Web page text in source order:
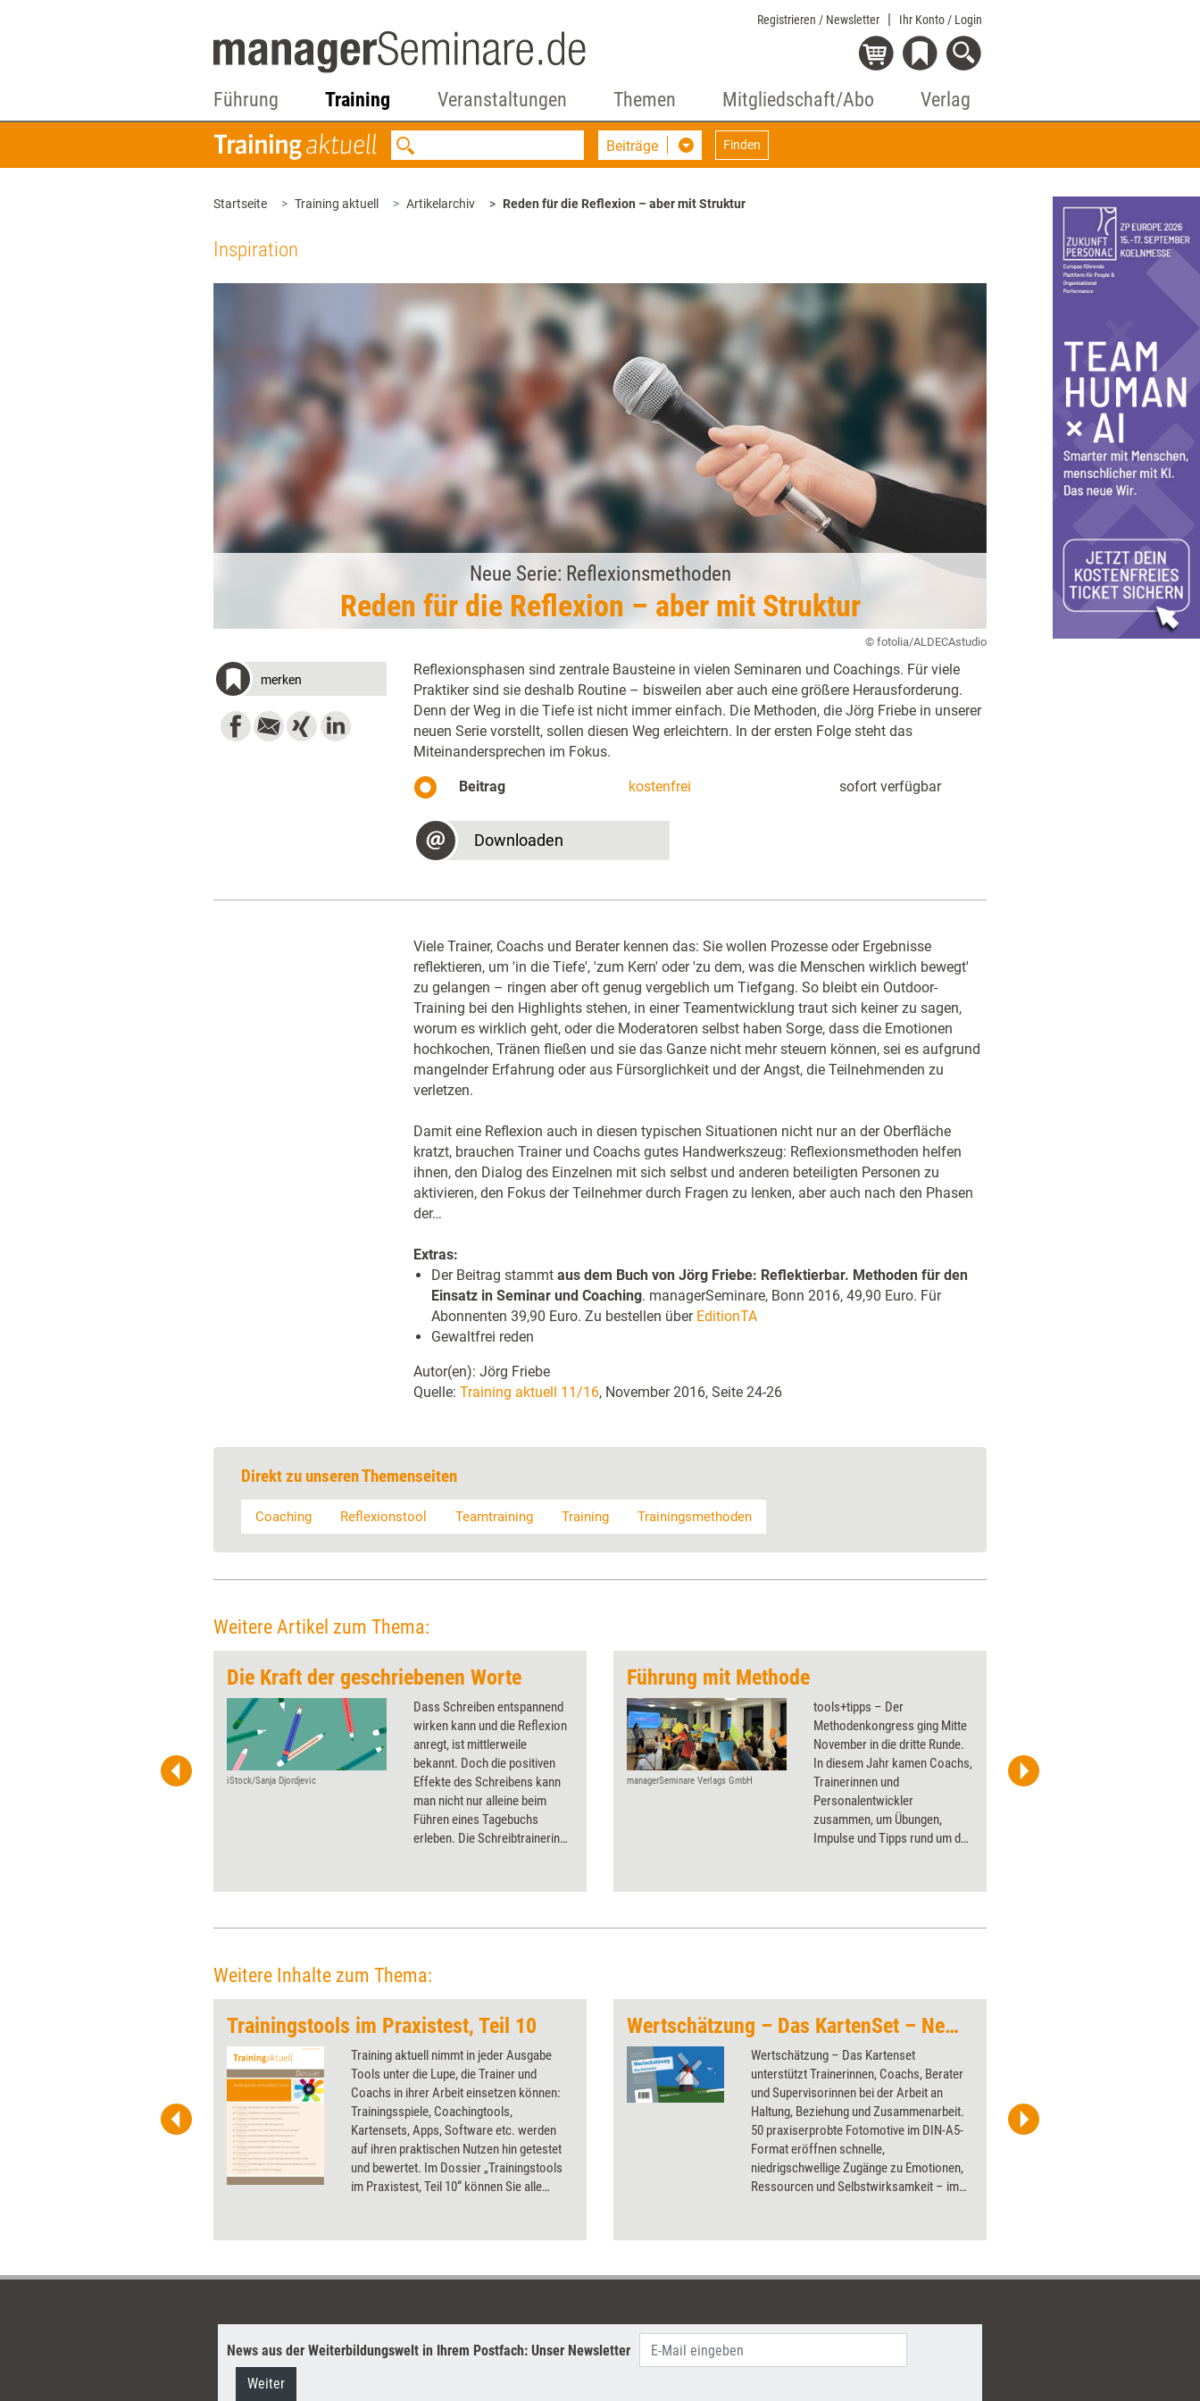
Registrieren / Newsletter Ihr Konto / Login
Führung Training Veranstaltungen Themen Mitgliedschaft/Abo Verlag
Beiträge Finden
Startseite Training aktuell Artikelarchiv Reden für die Reflexion – aber mit Struktur
Inspiration
Neue Serie: Reflexionsmethoden
Reden für die Reflexion – aber mit Struktur
© fotolia/ALDECAstudio
merken
Reflexionsphasen sind zentrale Bausteine in vielen Seminaren und Coachings. Für viele
Praktiker sind sie deshalb Routine – bisweilen aber auch eine größere Herausforderung.
Denn der Weg in die Tiefe ist nicht immer einfach. Die Methoden, die Jörg Friebe in unserer
neuen Serie vorstellt, sollen diesen Weg erleichtern. In der ersten Folge steht das
Miteinandersprechen im Fokus.
Beitrag kostenfrei sofort verfügbar
Downloaden
Viele Trainer, Coachs und Berater kennen das: Sie wollen Prozesse oder Ergebnisse
reflektieren, um 'in die Tiefe', 'zum Kern' oder 'zu dem, was die Menschen wirklich bewegt'
zu gelangen – ringen aber oft genug vergeblich um Tiefgang. So bleibt ein Outdoor-
Training bei den Highlights stehen, in einer Teamentwicklung traut sich keiner zu sagen,
worum es wirklich geht, oder die Moderatoren selbst haben Sorge, dass die Emotionen
hochkochen, Tränen fließen und sie das Ganze nicht mehr steuern können, sei es aufgrund
mangelnder Erfahrung oder aus Fürsorglichkeit und der Angst, die Teilnehmenden zu
verletzen.
Damit eine Reflexion auch in diesen typischen Situationen nicht nur an der Oberfläche
kratzt, brauchen Trainer und Coachs gutes Handwerkszeug: Reflexionsmethoden helfen
ihnen, den Dialog des Einzelnen mit sich selbst und anderen beteiligten Personen zu
aktivieren, den Fokus der Teilnehmer durch Fragen zu lenken, aber auch nach den Phasen
der…
Extras:
Der Beitrag stammt aus dem Buch von Jörg Friebe: Reflektierbar. Methoden für den
Einsatz in Seminar und Coaching. managerSeminare, Bonn 2016, 49,90 Euro. Für
Abonnenten 39,90 Euro. Zu bestellen über EditionTA
Gewaltfrei reden
Autor(en): Jörg Friebe
Quelle: Training aktuell 11/16, November 2016, Seite 24-26
Direkt zu unseren Themenseiten
Coaching Reflexionstool Teamtraining Training Trainingsmethoden
Weitere Artikel zum Thema:
Geschäftsführerin Tanja Baum,
Die Kraft der geschriebenen Worte
iStock/Sanja Djordjevic
Dass Schreiben entspannend
wirken kann und die Reflexion
anregt, ist mittlerweile
bekannt. Doch die positiven
Effekte des Schreibens kann
man nicht nur alleine beim
Führen eines Tagebuchs
erleben. Die Schreibtrainerin
auch als Tool in Coaching,
eingesetzt werden können.
Führung mit Methode
managerSeminare Verlags GmbH
tools+tipps – Der
Methodenkongress ging Mitte
November in die dritte Runde.
In diesem Jahr kamen Coachs,
Trainerinnen und
Personalentwickler
zusammen, um Übungen,
Impulse und Tipps rund um das
auszuprobieren.
Screenshot „icebreaker.online“
Weitere Inhalte zum Thema:
Trainingstools im Praxistest, Teil 10
Training aktuell nimmt in jeder Ausgabe
Tools unter die Lupe, die Trainer und
Coachs in ihrer Arbeit einsetzen können:
Trainingsspiele, Coachingtools,
Kartensets, Apps, Software etc. werden
auf ihren praktischen Nutzen hin getestet
und bewertet. Im Dossier „Trainingstools
im Praxistest, Teil 10“ können Sie alle
Wertschätzung – Das KartenSet – Neuerscheinung
Wertschätzung – Das Kartenset
unterstützt Trainerinnen, Coachs, Berater
und Supervisorinnen bei der Arbeit an
Haltung, Beziehung und Zusammenarbeit.
50 praxiserprobte Fotomotive im DIN-A5-
Format eröffnen schnelle,
niedrigschwellige Zugänge zu Emotionen,
Ressourcen und Selbstwirksamkeit – im
Warm-ups, Erwartungsklärung, Empathie-
Alltag; ideal für Führungs- und
Ecken, flüssigkeitsabweisend) und eignen
News aus der Weiterbildungswelt in Ihrem Postfach: Unser Newsletter
Weiter